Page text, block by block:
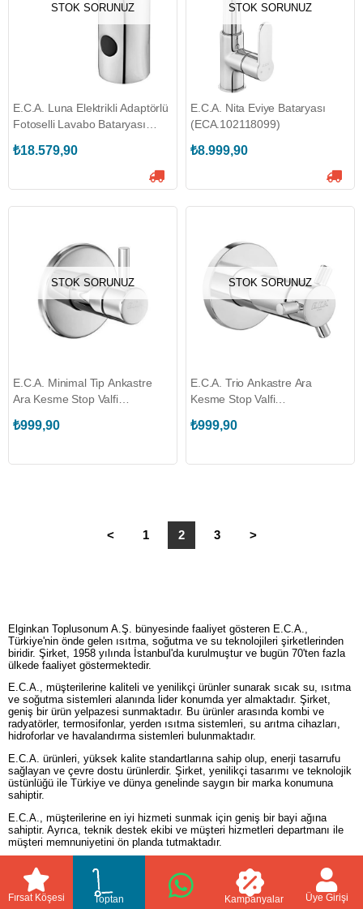
STOK SORUNUZ
E.C.A. Luna Elektrikli Adaptörlü
Fotoselli Lavabo Bataryası
₺18.579,90
STOK SORUNUZ
E.C.A. Nita Eviye Bataryası
(ECA.102118099)
₺8.999,90
STOK SORUNUZ
E.C.A. Minimal Tip Ankastre
Ara Kesme Stop Valfi
₺999,90
STOK SORUNUZ
E.C.A. Trio Ankastre Ara
Kesme Stop Valfi
₺999,90
< 1 2 3 >
Elginkan Toplusonum A.Ş. bünyesinde faaliyet gösteren E.C.A.,
Türkiye'nin önde gelen ısıtma, soğutma ve su teknolojileri şirketlerinden
biridir. Şirket, 1958 yılında İstanbul'da kurulmuştur ve bugün 70'ten fazla
ülkede faaliyet göstermektedir.
E.C.A., müşterilerine kaliteli ve yenilikçi ürünler sunarak sıcak su, ısıtma
ve soğutma sistemleri alanında lider konumda yer almaktadır. Şirket,
geniş bir ürün yelpazesi sunmaktadır. Bu ürünler arasında kombi ve
radyatörler, termosifonlar, yerden ısıtma sistemleri, su arıtma cihazları,
hidroforlar ve havalandırma sistemleri bulunmaktadır.
E.C.A. ürünleri, yüksek kalite standartlarına sahip olup, enerji tasarrufu
sağlayan ve çevre dostu ürünlerdir. Şirket, yenilikçi tasarımı ve teknolojik
üstünlüğü ile Türkiye ve dünya genelinde saygın bir marka konumuna
sahiptir.
E.C.A., müşterilerine en iyi hizmeti sunmak için geniş bir bayi ağına
sahiptir. Ayrıca, teknik destek ekibi ve müşteri hizmetleri departmanı ile
müşteri memnuniyetini ön planda tutmaktadır.
Sonuç olarak, E.C.A., yüksek kaliteli, yenilikçi ve çevre dostu ürünleri ile
ısıtma, soğutma ve su teknolojileri sektöründe lider konumda yer alan bir
şirkettir. Müşteri memnuniyeti ve en iyi hizmeti sunmak için çalışan
E.C.A., Türkiye'nin gurur duyduğu markalardan biridir.
Fırsat Köşesi Toptan Kampanyalar Üye Girişi